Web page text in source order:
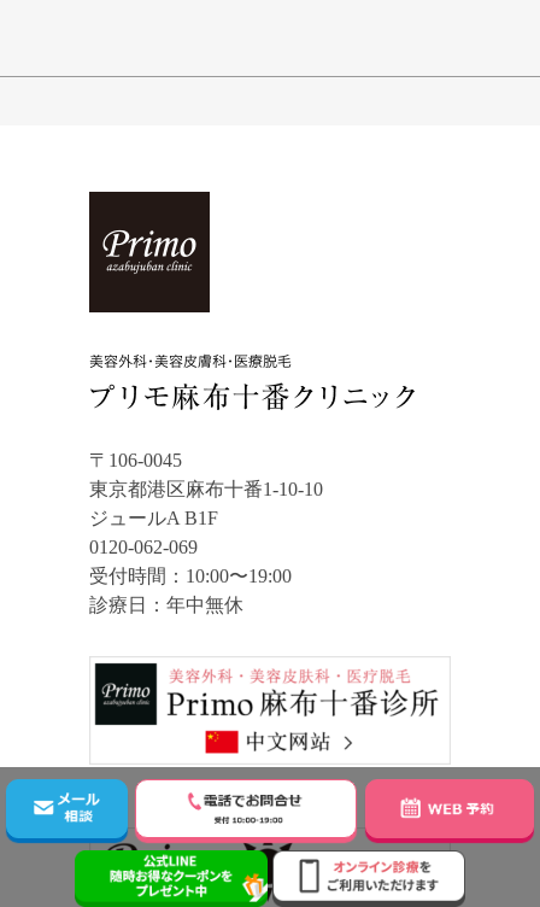
〒106-0045
東京都港区麻布十番1-10-10
ジュールA B1F
0120-062-069
受付時間：10:00〜19:00
診療日：年中無休